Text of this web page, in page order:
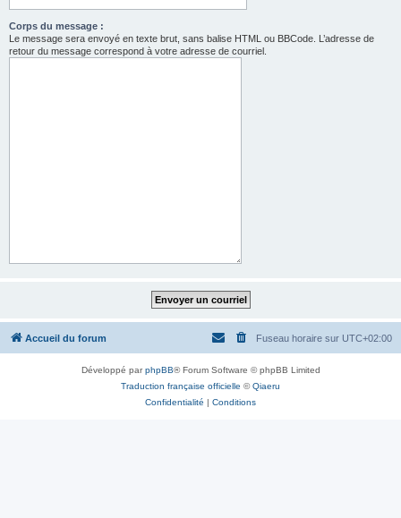
Corps du message :
Le message sera envoyé en texte brut, sans balise HTML ou BBCode. L’adresse de
retour du message correspond à votre adresse de courriel.
Accueil du forum Fuseau horaire sur UTC+02:00
Développé parphpBB® Forum Software © phpBB Limited
Traduction française officielle ©Qiaeru
Confidentialité | Conditions